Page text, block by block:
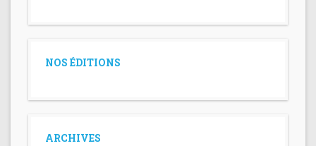
NOS ÉDITIONS
ARCHIVES